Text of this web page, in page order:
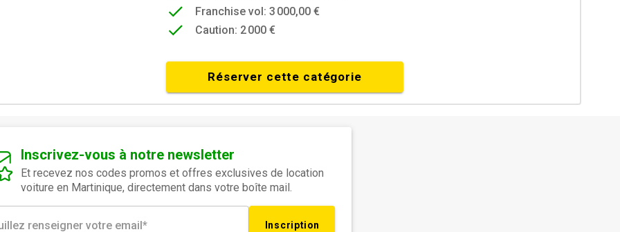
Franchise vol: 3 000,00 €
Caution: 2 000 €
Réserver cette catégorie
Inscrivez-vous à notre newsletter
Et recevez nos codes promos et offres exclusives de location
voiture en Martinique, directement dans votre boîte mail.
Inscription